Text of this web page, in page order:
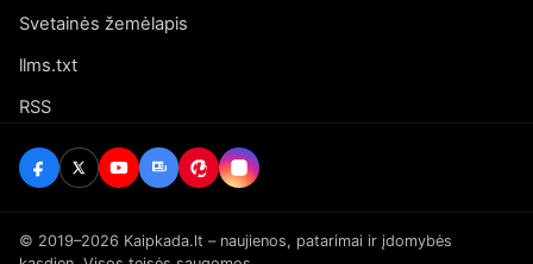
Svetainės žemėlapis
llms.txt
RSS
© 2019–2026 Kaipkada.lt – naujienos, patarimai ir įdomybės